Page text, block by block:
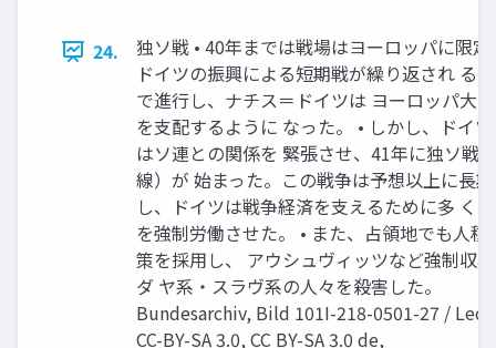
24.
独ソ戦 • 40年までは戦場はヨーロッパに限
ドイツの振興による短期戦が繰り返され る
で進行し、ナチス＝ドイツは ヨーロッパ大
を支配するように なった。 • しかし、ドイ
はソ連との関係を 緊張させ、41年に独ソ戦
線）が 始まった。この戦争は予想以上に⾧
し、ドイツは戦争経済を支えるために多 く
を強制労働させた。 • また、占領地でも人種
策を採用し、 アウシュヴィッツなど強制収
ダ ヤ系・スラヴ系の人々を殺害した。
Bundesarchiv, Bild 101I-218-0501-27 /
CC-BY-SA 3.0, CC BY-SA 3.0 de,